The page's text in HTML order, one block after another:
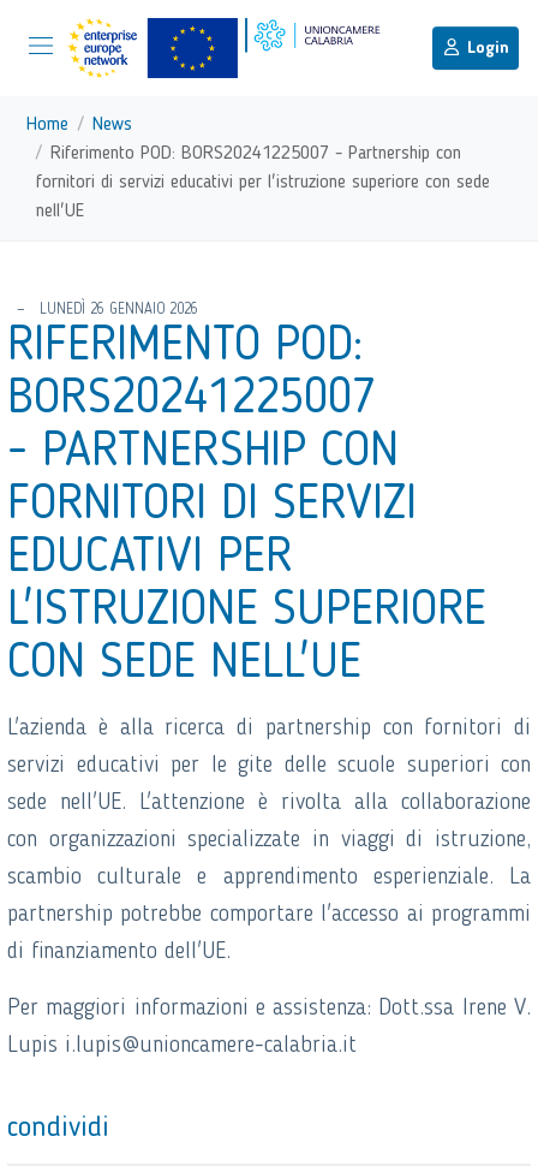
Vai ai contenuti
Login
torna al menu di scelta rapida
Menu di navigazione principale
Home
News
Riferimento POD: BORS20241225007 - Partnership con
fornitori di servizi educativi per l'istruzione superiore con sede
nell'UE
LUNEDÌ 26 GENNAIO 2026
RIFERIMENTO POD:
BORS20241225007
- PARTNERSHIP CON
FORNITORI DI SERVIZI
EDUCATIVI PER
L'ISTRUZIONE SUPERIORE
CON SEDE NELL'UE
L'azienda è alla ricerca di partnership con fornitori di
servizi educativi per le gite delle scuole superiori con
sede nell'UE. L'attenzione è rivolta alla collaborazione
con organizzazioni specializzate in viaggi di istruzione,
scambio culturale e apprendimento esperienziale. La
partnership potrebbe comportare l'accesso ai programmi
di finanziamento dell'UE.
Per maggiori informazioni e assistenza: Dott.ssa Irene V.
Lupis i.lupis@unioncamere-calabria.it
condividi